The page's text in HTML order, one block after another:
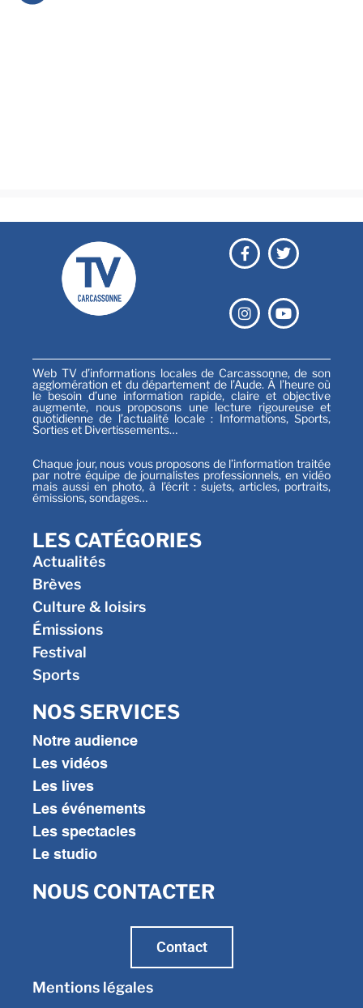
Web TV d’informations locales de Carcassonne, de son
agglomération et du département de l’Aude. À l’heure où
le besoin d’une information rapide, claire et objective
augmente, nous proposons une lecture rigoureuse et
quotidienne de l’actualité locale : Informations, Sports,
Sorties et Divertissements…
Chaque jour, nous vous proposons de l’information traitée
par notre équipe de journalistes professionnels, en vidéo
mais aussi en photo, à l’écrit : sujets, articles, portraits,
émissions, sondages…
LES CATÉGORIES
Actualités
Brèves
Culture & loisirs
Émissions
Festival
Sports
NOS SERVICES
Notre audience
Les vidéos
Les lives
Les événements
Les spectacles
Le studio
NOUS CONTACTER
Contact
Mentions légales